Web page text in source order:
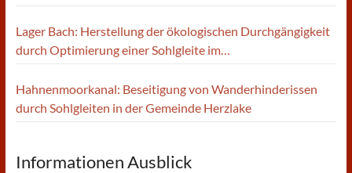
Lager Bach: Herstellung der ökologischen Durchgängigkeit
durch Optimierung einer Sohlgleite im
Hahnenmoorkanal: Beseitigung von Wanderhinderissen
durch Sohlgleiten in der Gemeinde Herzlake
Informationen Ausblick